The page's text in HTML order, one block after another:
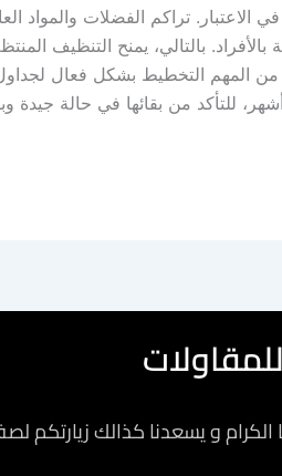
تراكم الفضلات والمواد
بالأفراد. بالتالي، يمنح التنظيف
المهم التخطيط بشكل فعال
للتأكد من بقائها في حالة جيدة
الكرام و يسعدنا كذالك زيارتكم